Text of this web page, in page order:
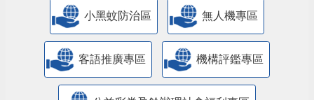
小黑蚊防治區 無人機專區
客語推廣專區 機構評鑑專區